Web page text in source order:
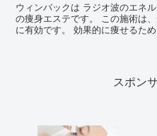
ウィンバックは ラジオ波のエネ
の痩身エステです。 この施術は、短期間でサイズダウンをしたい方
に有効です。 効果的に痩せるためには、どれくらいの何回くらい通
スポン